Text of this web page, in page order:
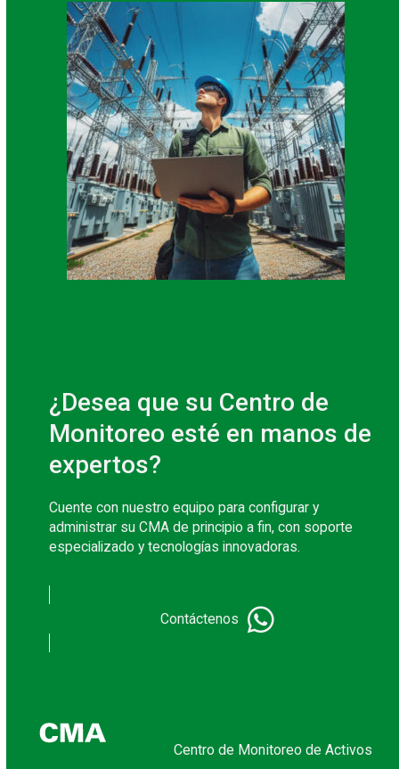
¿Desea que su Centro de
Monitoreo esté en manos de
expertos?
Cuente con nuestro equipo para configurar y
administrar su CMA de principio a fin, con soporte
especializado y tecnologías innovadoras.
Contáctenos
Centro de Monitoreo de Activos